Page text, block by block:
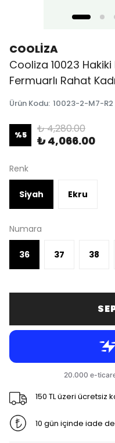
COOLİZA
Cooliza 10023 Hakiki
Fermuarlı Rahat
Ürün Kodu: 10023-2-M7-R2
%5 ₺ 4,280.00
₺ 4,066.00
Renk
Siyah Ekru
Numara
36 37 38
150 TL üzeri ücretsiz
10 gün içinde iade